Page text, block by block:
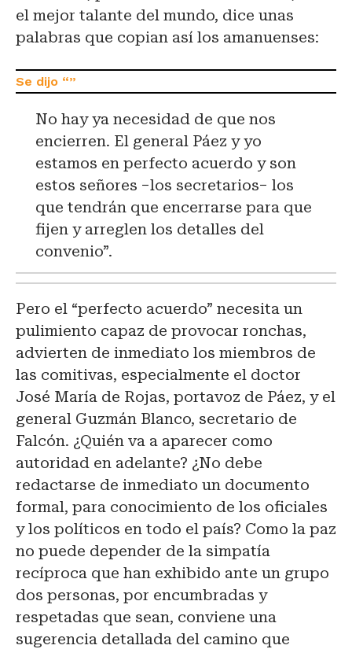
el mejor talante del mundo, dice unas
palabras que copian así los amanuenses:
No hay ya necesidad de que nos
encierren. El general Páez y yo
estamos en perfecto acuerdo y son
estos señores −los secretarios− los
que tendrán que encerrarse para que
fijen y arreglen los detalles del
convenio”.
Pero el “perfecto acuerdo” necesita un
pulimiento capaz de provocar ronchas,
advierten de inmediato los miembros de
las comitivas, especialmente el doctor
José María de Rojas, portavoz de Páez, y el
general Guzmán Blanco, secretario de
Falcón. ¿Quién va a aparecer como
autoridad en adelante? ¿No debe
redactarse de inmediato un documento
formal, para conocimiento de los oficiales
y los políticos en todo el país? Como la paz
no puede depender de la simpatía
recíproca que han exhibido ante un grupo
dos personas, por encumbradas y
respetadas que sean, conviene una
sugerencia detallada del camino que